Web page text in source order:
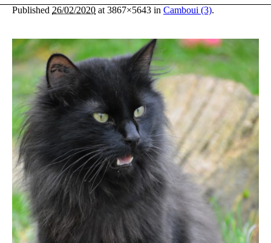
Published 26/02/2020 at 3867×5643 in Camboui (3).